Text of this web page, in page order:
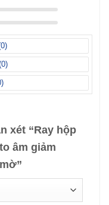
0)
0)
)
xét “Ray hộp
âm giảm